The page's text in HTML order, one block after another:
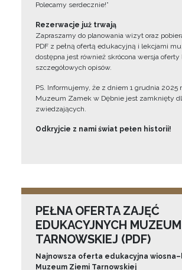
Polecamy serdecznie!”
Rezerwacje już trwają
Zapraszamy do planowania wizyt oraz
PDF z pełną ofertą edukacyjną i lekcjami
dostępna jest również skrócona wersja oferty
szczegółowych opisów.
PS. Informujemy, że z dniem 1 grudnia 2025
Muzeum Zamek w Dębnie jest zamknięty
zwiedzających.
Odkryjcie z nami świat pełen historii!
PEŁNA OFERTA ZAJĘĆ
EDUKACYJNYCH
TARNOWSKIEJ (PDF)
Najnowsza oferta edukacyjna
Muzeum Ziemi Tarnowskiej